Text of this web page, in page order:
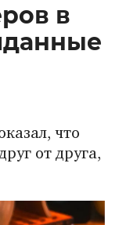
в
что
от друга,